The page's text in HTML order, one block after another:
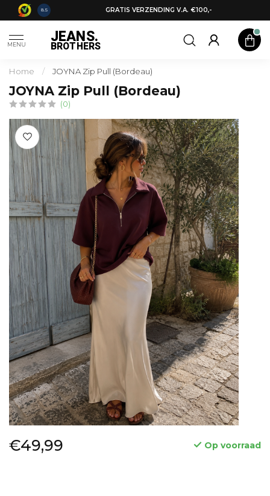
8.5
JEANS GRATIS VERZENDING V.A. €100,-
MENU JEANS.
BROTHERS
Home / JOYNA Zip Pull (Bordeau)
JOYNA Zip Pull (Bordeau)
(0)
€49,99 Op voorraad